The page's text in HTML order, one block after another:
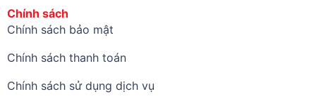
Chính sách
Chính sách bảo mật
Chính sách thanh toán
Chính sách sử dụng dịch vụ